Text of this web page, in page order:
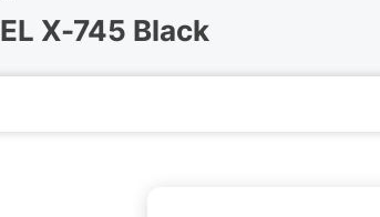
X-745 Black